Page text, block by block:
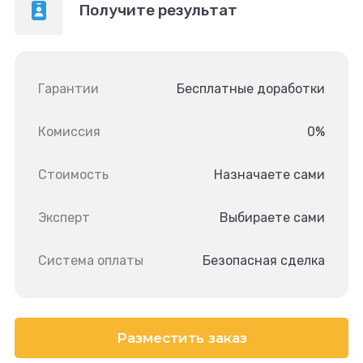
Получите результат
Гарантии Бесплатные доработки
Комиссия 0%
Стоимость Назначаете сами
Эксперт Выбираете сами
Система оплаты Безопасная сделка
Разместить заказ